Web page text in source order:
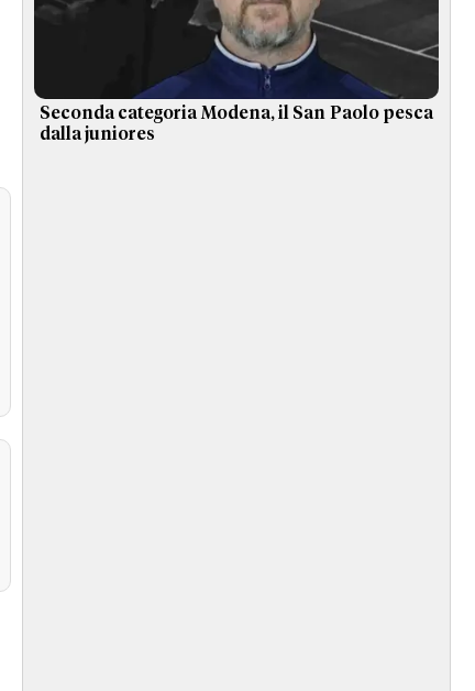
Seconda categoria Modena, il San Paolo pesca
dalla juniores